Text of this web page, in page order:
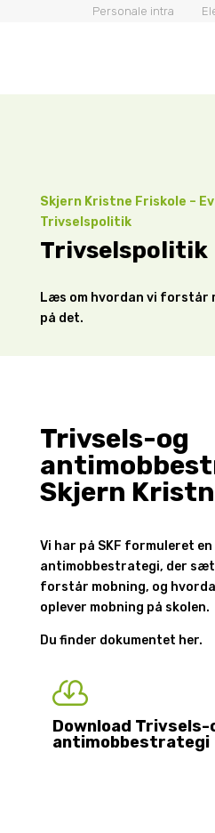
Personale intra
Skjern Kristne Friskole –
Trivselspolitik
Trivselspolitik
Læs om hvordan vi forstår
på det.
Trivsels-og
Skjern
Vi har på SKF formuleret
antimobbestrategi, der
forstår mobning, og
oplever mobning på skolen.
Du finder dokumentet her.

Download Trivsels-
antimobbestrategi